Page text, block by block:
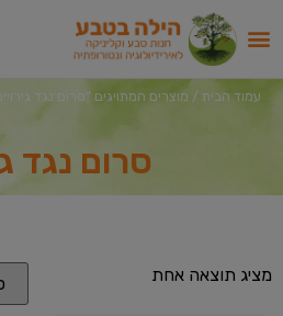
עמוד הבית / מוצרים המתויגים “סרום נגד
סרום נגד
מציג תוצאה אחת